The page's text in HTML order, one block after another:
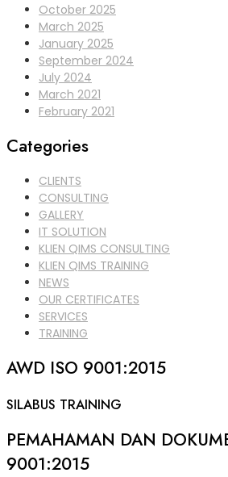
October 2025
March 2025
January 2025
September 2024
July 2024
March 2021
February 2021
Categories
CLIENTS
CONSULTING
GALLERY
IT SOLUTION
KLIEN QIMS CONSULTING
KLIEN QIMS TRAINING
NEWS
OUR CERTIFICATES
SERVICES
TRAINING
AWD ISO 9001:2015
SILABUS TRAINING
PEMAHAMAN DAN
9001:2015